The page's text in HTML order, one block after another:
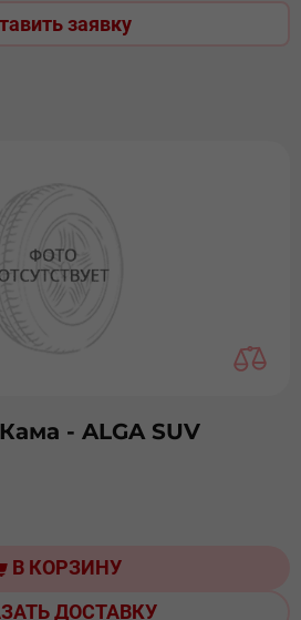
заявку
- ALGA SUV
В КОРЗИНУ
ДОСТАВКУ